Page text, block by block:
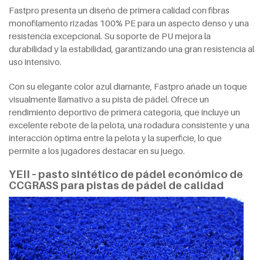
Fastpro presenta un diseño de primera calidad con fibras
monofilamento rizadas 100% PE para un aspecto denso y una
resistencia excepcional. Su soporte de PU mejora la
durabilidad y la estabilidad, garantizando una gran resistencia al
uso intensivo.
Con su elegante color azul diamante, Fastpro añade un toque
visualmente llamativo a su pista de pádel. Ofrece un
rendimiento deportivo de primera categoría, que incluye un
excelente rebote de la pelota, una rodadura consistente y una
interacción óptima entre la pelota y la superficie, lo que
permite a los jugadores destacar en su juego.
YEII – pasto sintético de pádel económico de
CCGRASS para pistas de pádel de calidad